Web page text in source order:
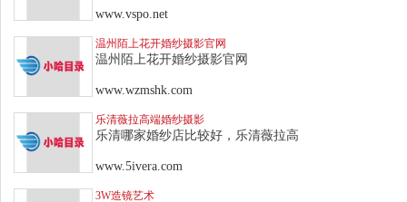
www.vspo.net
温州陌上花开婚纱摄影官网
温州陌上花开婚纱摄影官网
www.wzmshk.com
乐清薇拉高端婚纱摄影
乐清哪家婚纱店比较好，乐清薇拉高
www.5ivera.com
3W造镜艺术